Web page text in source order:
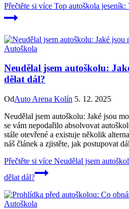
Přečtěte si více Top autoškola
Autoškola
Neudělal jsem autoškolu:
dělat dál?
OdAuto Arena Kolín 5. 12. 2025
Neudělal jsem autoškolu: Jaké jsou
se vám nepodařilo absolvovat
stále otevřené a existuje několik
náš článek a zjistěte, jak postupovat
Přečtěte si více Neudělal jsem
dělat dál?
Autoškola